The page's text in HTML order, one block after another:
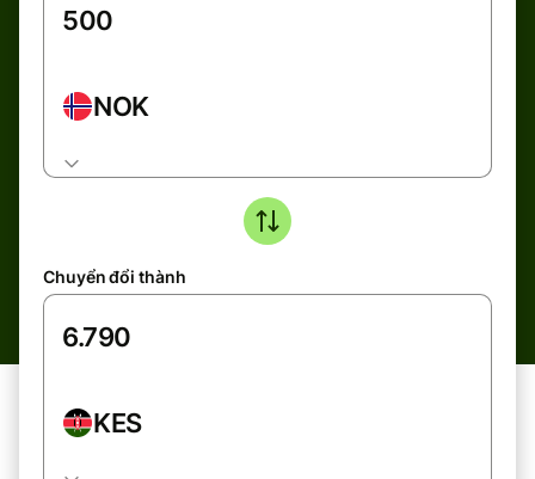
NOK
Chuyển đổi thành
KES